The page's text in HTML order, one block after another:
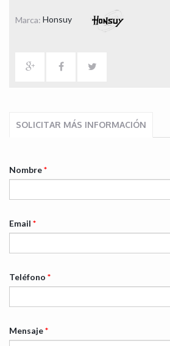
Marca: Honsuy
SOLICITAR MÁS INFORMACIÓN
Nombre*
Email *
Teléfono *
Mensaje*